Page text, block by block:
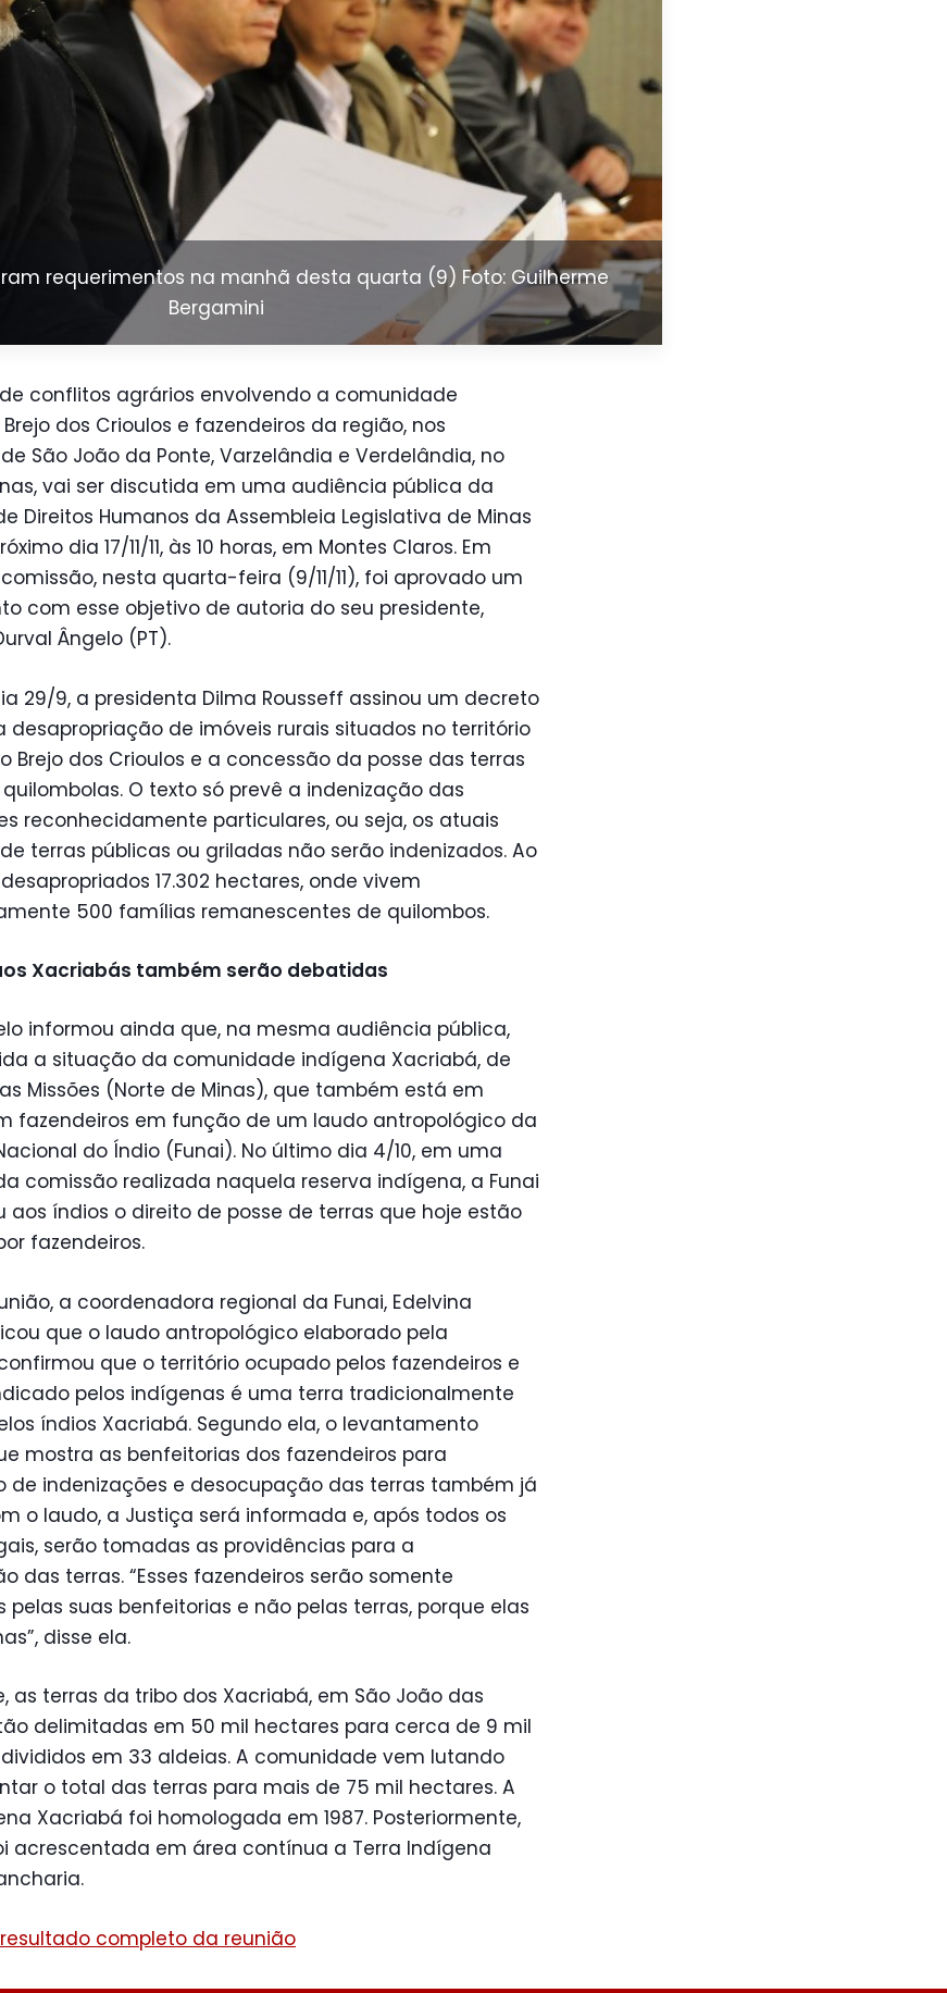
requerimentos na manhã desta quarta (9) Foto: Guilherme
Bergamini
conflitos agrários envolvendo a comunidade
dos Crioulos e fazendeiros da região, nos
São João da Ponte, Varzelândia e Verdelândia, no
vai ser discutida em uma audiência pública da
Direitos Humanos da Assembleia Legislativa de Minas
dia 17/11/11, às 10 horas, em Montes Claros. Em
nesta quarta-feira (9/11/11), foi aprovado um
com esse objetivo de autoria do seu presidente,
Ângelo (PT).
29/9, a presidenta Dilma Rousseff assinou um decreto
desapropriação de imóveis rurais situados no território
Brejo dos Crioulos e a concessão da posse das terras
O texto só prevê a indenização das
reconhecidamente particulares, ou seja, os atuais
terras públicas ou griladas não serão indenizados. Ao
17.302 hectares, onde vivem
500 famílias remanescentes de quilombos.
Xacriabás também serão debatidas
informou ainda que, na mesma audiência pública,
a situação da comunidade indígena Xacriabá, de
Missões (Norte de Minas), que também está em
fazendeiros em função de um laudo antropológico da
do Índio (Funai). No último dia 4/10, em uma
comissão realizada naquela reserva indígena, a Funai
aos índios o direito de posse de terras que hoje estão
fazendeiros.
a coordenadora regional da Funai, Edelvina
que o laudo antropológico elaborado pela
que o território ocupado pelos fazendeiros e
pelos indígenas é uma terra tradicionalmente
índios Xacriabá. Segundo ela, o levantamento
mostra as benfeitorias dos fazendeiros para
de indenizações e desocupação das terras também já
o laudo, a Justiça será informada e, após todos os
serão tomadas as providências para a
das terras. “Esses fazendeiros serão somente
pelas suas benfeitorias e não pelas terras, porque elas
disse ela.
as terras da tribo dos Xacriabá, em São João das
delimitadas em 50 mil hectares para cerca de 9 mil
em 33 aldeias. A comunidade vem lutando
o total das terras para mais de 75 mil hectares. A
Xacriabá foi homologada em 1987. Posteriormente,
acrescentada em área contínua a Terra Indígena
completo da reunião